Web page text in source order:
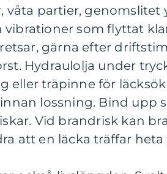
våta partier,
vibrationer som flyttat
gärna efter
Hydraulolja under
eller träpinne för
lossning. Bind upp
Vid brandrisk kan
att en läcka träffar heta